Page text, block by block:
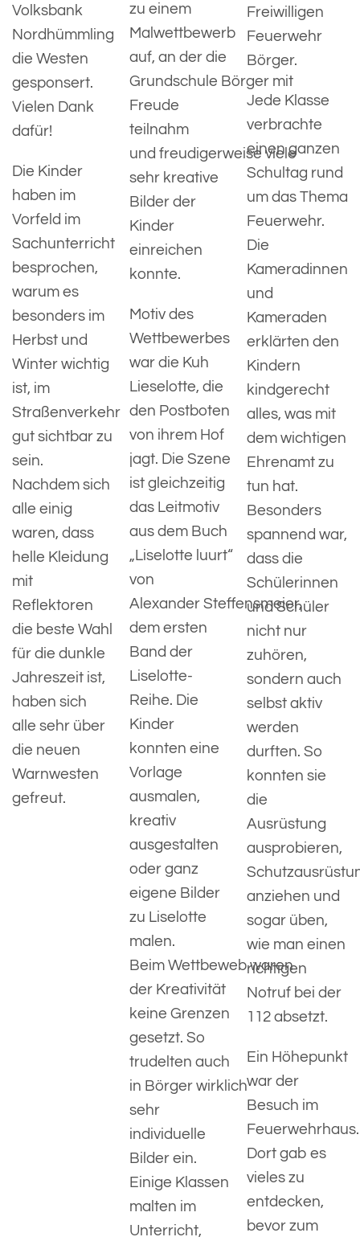
Volksbank
Nordhümmling
die Westen
gesponsert.
Vielen Dank
dafür!
Die Kinder
haben im
Vorfeld im
Sachunterricht
besprochen,
warum es
besonders im
Herbst und
Winter wichtig
ist, im
Straßenverkehr
gut sichtbar zu
sein.
Nachdem sich
alle einig
waren, dass
helle Kleidung
mit
Reflektoren
die beste Wahl
für die dunkle
Jahreszeit ist,
haben sich
alle sehr über
die neuen
Warnwesten
gefreut.
zu einem
Malwettbewerb
auf, an der die
Grundschule Börger mit
Freude
teilnahm
und freudigerweise viele
sehr kreative
Bilder der
Kinder
einreichen
konnte.
Motiv des
Wettbewerbes
war die Kuh
Lieselotte, die
den Postboten
von ihrem Hof
jagt. Die Szene
ist gleichzeitig
das Leitmotiv
aus dem Buch
„Liselotte luurt“
von
Alexander Steffensmeier,
dem ersten
Band der
Liselotte-
Reihe. Die
Kinder
konnten eine
Vorlage
ausmalen,
kreativ
ausgestalten
oder ganz
eigene Bilder
zu Liselotte
malen.
Beim Wettbeweb waren
der Kreativität
keine Grenzen
gesetzt. So
trudelten auch
in Börger wirklich
sehr
individuelle
Bilder ein.
Einige Klassen
malten im
Unterricht,
Freiwilligen
Feuerwehr
Börger.
Jede Klasse
verbrachte
einen ganzen
Schultag rund
um das Thema
Feuerwehr.
Die
Kameradinnen
und
Kameraden
erklärten den
Kindern
kindgerecht
alles, was mit
dem wichtigen
Ehrenamt zu
tun hat.
Besonders
spannend war,
dass die
Schülerinnen
und Schüler
nicht nur
zuhören,
sondern auch
selbst aktiv
werden
durften. So
konnten sie
die
Ausrüstung
ausprobieren,
anziehen und
sogar üben,
wie man einen
richtigen
Notruf bei der
112 absetzt.
Ein Höhepunkt
war der
Besuch im
Feuerwehrhaus.
Dort gab es
vieles zu
entdecken,
bevor zum